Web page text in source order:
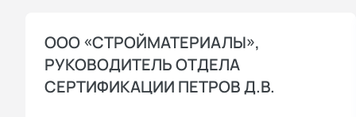
ООО «СТРОЙМАТЕРИАЛЫ»,
РУКОВОДИТЕЛЬ ОТДЕЛА
СЕРТИФИКАЦИИ ПЕТРОВ Д.В.